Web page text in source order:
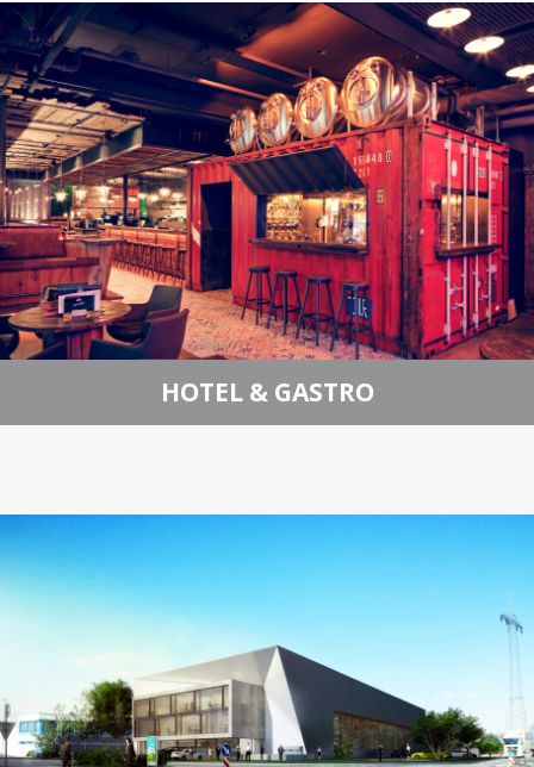
HOTEL & GASTRO